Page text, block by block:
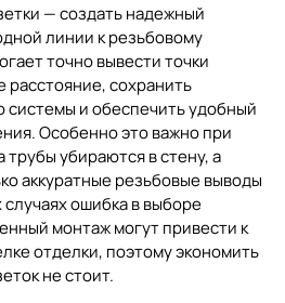
— создать надежный
линии к резьбовому
точно вывести точки
сохранить
и обеспечить удобный
Особенно это важно при
убираются в стену, а
аккуратные резьбовые выводы
случаях ошибка в выборе
монтаж могут привести к
отделки, поэтому экономить
не стоит.